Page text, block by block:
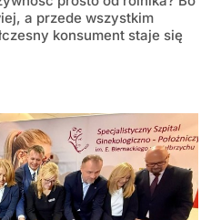
a przede wszystkim
konsument staje się